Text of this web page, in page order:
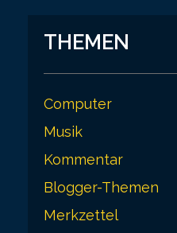
n
THEMEN
Computer
Musik
Kommentar
Blogger-Themen
Merkzettel